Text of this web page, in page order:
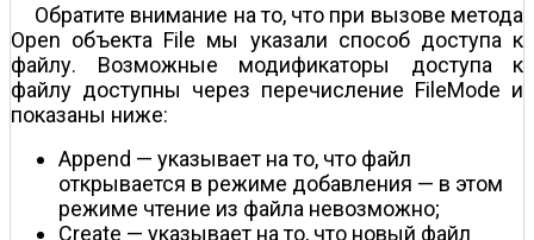
Обратите внимание на то, что при вызове метода
Open объекта File мы указали способ доступа к
файлу. Возможные модификаторы доступа к
файлу доступны через перечисление FileMode и
показаны ниже:
Append — указывает на то, что файл
открывается в режиме добавления — в этом
режиме чтение из файла невозможно;
Create — указывает на то, что новый файл